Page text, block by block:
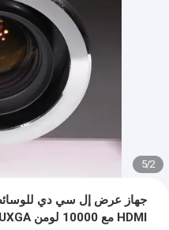
2
/
5
HDMI مع 10000 لومن WUXGA